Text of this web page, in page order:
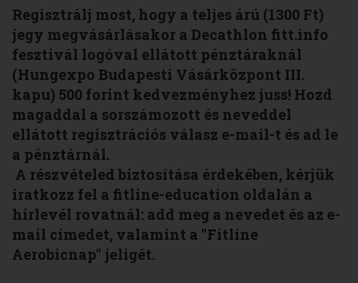
Regisztrálj most, hogy a teljes árú (1300 Ft)
jegy megvásárlásakor a Decathlon fitt.info
fesztivál logóval ellátott pénztáraknál
(Hungexpo Budapesti Vásárközpont III.
kapu) 500 forint kedvezményhez juss! Hozd
magaddal a sorszámozott és neveddel
ellátott regisztrációs válasz e-mail-t és ad le
a pénztárnál.
A részvételed biztosítása érdekében, kérjük
iratkozz fel a fitline-education oldalán a
hirlevél rovatnál: add meg a nevedet és az e-
mail címedet, valamint a "Fitline
Aerobicnap" jeligét.